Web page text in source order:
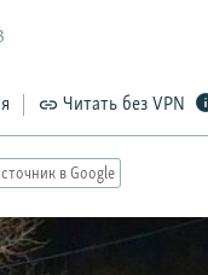
Читать без VPN
в Google